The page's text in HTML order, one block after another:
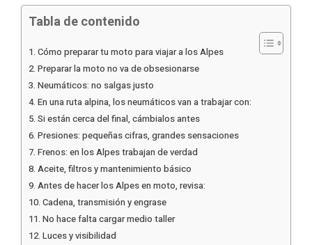
Tabla de contenido
Cómo preparar tu moto para viajar a los Alpes
Preparar la moto no va de obsesionarse
Neumáticos: no salgas justo
En una ruta alpina, los neumáticos van a trabajar con:
Si están cerca del final, cámbialos antes
Presiones: pequeñas cifras, grandes sensaciones
Frenos: en los Alpes trabajan de verdad
Aceite, filtros y mantenimiento básico
Antes de hacer los Alpes en moto, revisa:
Cadena, transmisión y engrase
No hace falta cargar medio taller
Luces y visibilidad